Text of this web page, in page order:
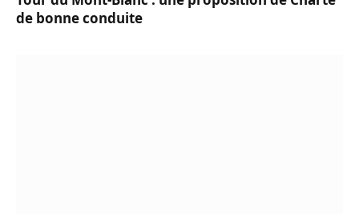
de bonne conduite